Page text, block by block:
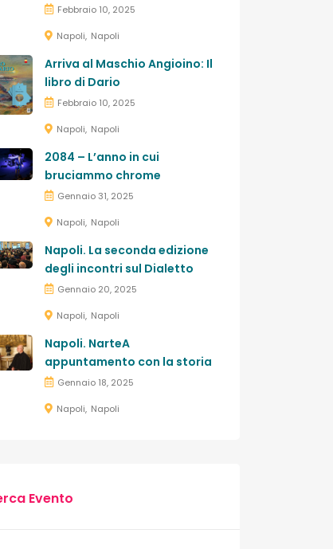
Febbraio 10, 2025
Napoli Napoli
Arriva al Maschio Angioino: Il
libro di Dario
Febbraio 10, 2025
Napoli Napoli
2084 – L’anno in cui
bruciammo chrome
Gennaio 31, 2025
Napoli Napoli
Napoli. La seconda edizione
degli incontri sul Dialetto
Gennaio 20, 2025
Napoli Napoli
Napoli. NarteA
appuntamento con la storia
Gennaio 18, 2025
Napoli Napoli
Evento